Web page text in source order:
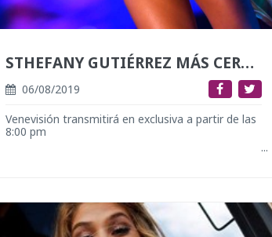
STHEFANY GUTIÉRREZ MÁS CERCA DE LA OCTAVA CORONA DE MISS UNIVERSO
06/08/2019
Venevisión transmitirá en exclusiva a partir de las
8:00 pm